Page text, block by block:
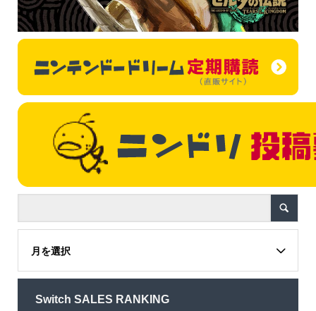
月を選択
Switch SALES RANKING